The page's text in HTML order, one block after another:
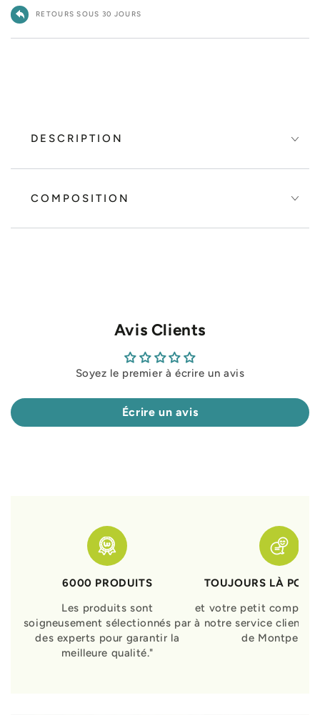
RETOURS SOUS 30 JOURS
DESCRIPTION
COMPOSITION
Avis Clients
Soyez le premier à écrire un avis
Écrire un avis
6000 PRODUITS
Les produits sont
soigneusement sélectionnés par
des experts pour garantir la
meilleure qualité."
TOUJOURS LÀ
et votre petit
à notre service clients
de Montpellier